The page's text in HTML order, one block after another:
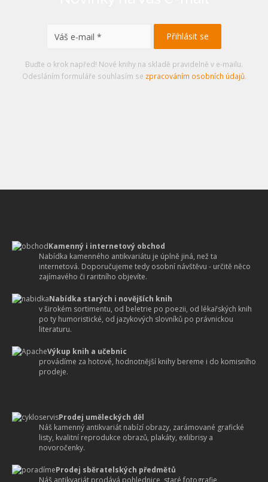
Buďte o krok napřed! Nové knihy na skladě pravidelně v e-mailu.
Odesláním formuláře souhlasím se zpracováním osobních údajů.
Kamenný i internetový obchod
Nabídka kamenného antikvariátu je úplně jiná, než ta
internetová. Doporučujeme tedy osobní návštěvu - určitě něco
zajímavého či raritního objevíte.
Nabídka starých i novějších knih
v širokém sortimentu, od beletrie po poezii, od lékařských knih
po ty humoristické, od jazykových slovníků po právnickou
literaturu.
Výkup knih a učebnic
provádíme za hotové, hodnotnější knihy bereme i do komisního
prodeje.
Prodej uměleckých děl
Náš kamenný antikvariát nabízí obrazy, zarámované grafické
listy, kvalitní reprodukce obrazů, plakáty, exlibrisy a
novoročenky.
Prodej sběratelských předmětů
Náš antikvariát prodává pohlednice, staré fotografie,